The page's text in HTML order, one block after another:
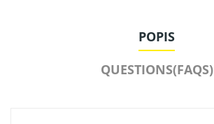
POPIS
QUESTIONS(FAQS)